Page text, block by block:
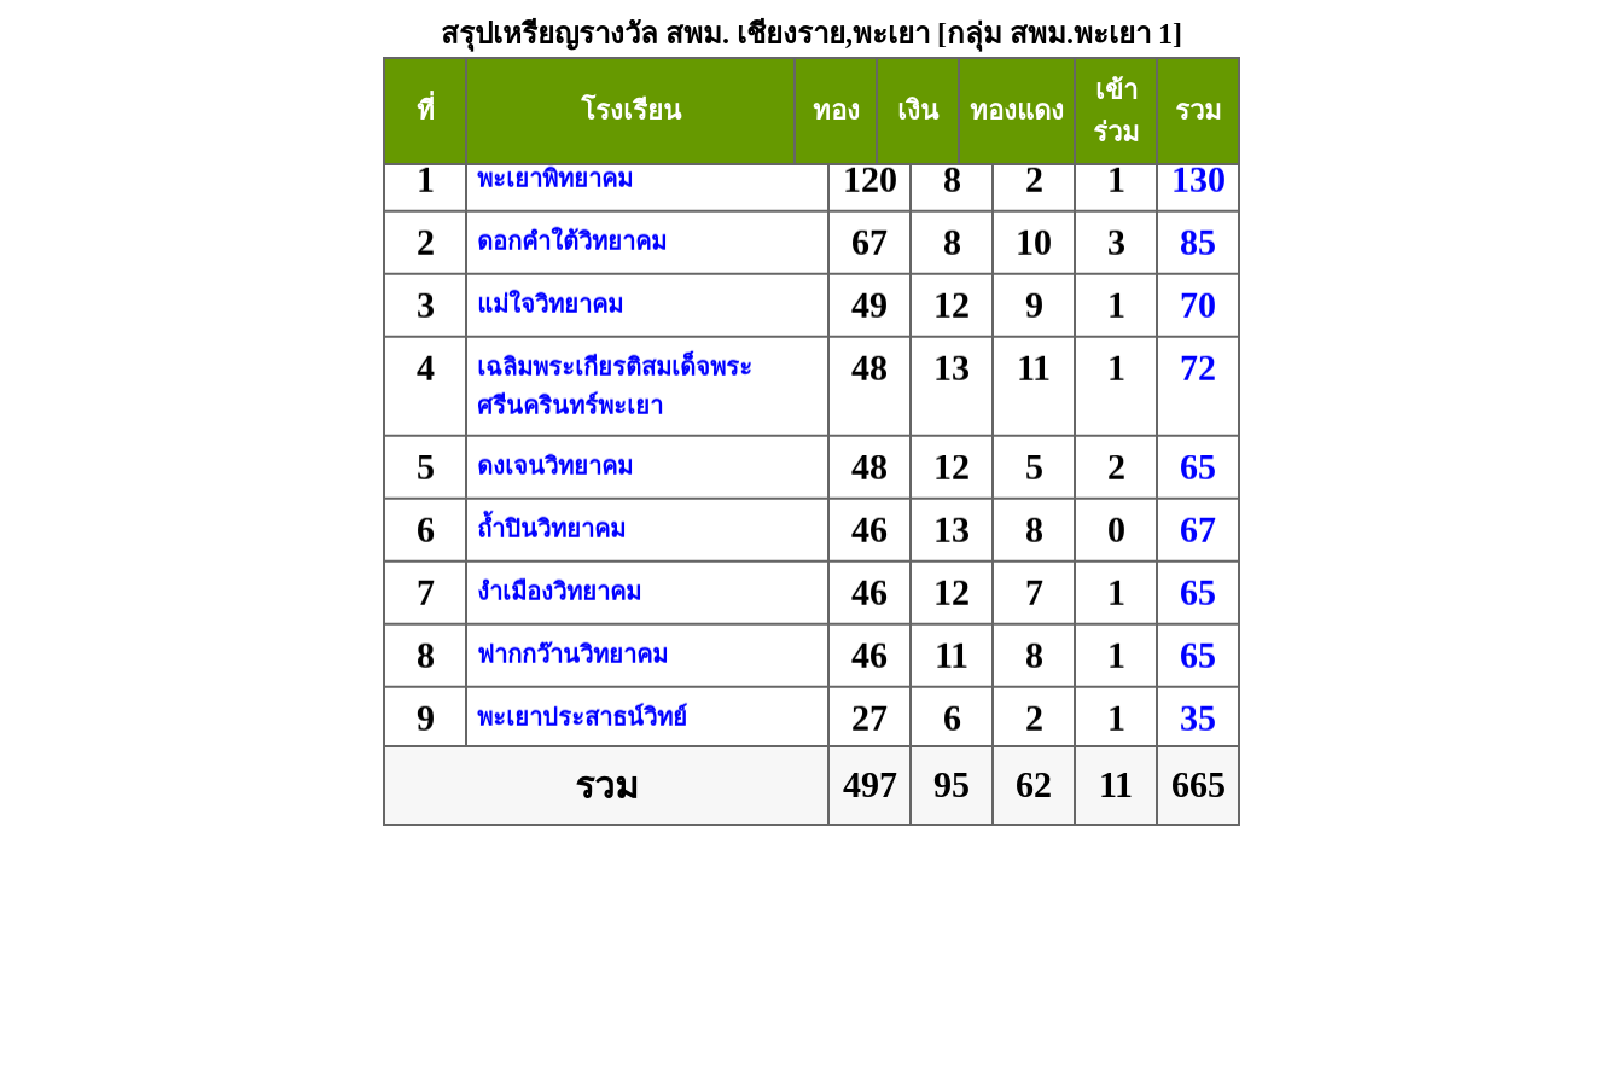
สรุปเหรียญรางวัล สพม. เชียงราย,พะเยา [กลุ่ม สพม.พะเยา 1]
ที่ โรงเรียน ทอง เงิน ทองแดง
เข้า
ร่วม
รวม
1 พะเยาพิทยาคม 120 8 2 1 130
2 ดอกคำใต้วิทยาคม 67 8 10 3
85
3
แม่ใจวิทยาคม 49 12 9 1
70
4
เฉลิมพระเกียรติสมเด็จพระ
ศรีนครินทร์พะเยา
48 13 11 1 72
5 ดงเจนวิทยาคม 48 12 5 2
65
6
ถ้ำปินวิทยาคม 46 13 8 0
67
7
งำเมืองวิทยาคม 46 12 7 1
65
8
ฟากกว๊านวิทยาคม 46 11 8 1
65
9
พะเยาประสาธน์วิทย์ 27 6 2 1
35
รวม
497 95 62 11 665